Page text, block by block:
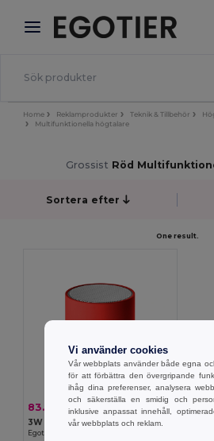
× Egotier-app
Bättre priser i appen!
Home Reklamprodukter Teknik & Tillbehör
Multifunktionella högtalare
Grossist Röd
Sortera efter
One result.
83.73 kr99.24 kr -16%
Egotier 97176
Vi använder cookies
Vår webbplats använder både egna
för att förbättra den övergripande
ihåg dina preferenser, analysera
och säkerställa en smidig och
inklusive anpassat innehåll,
vår webbplats och reklam.